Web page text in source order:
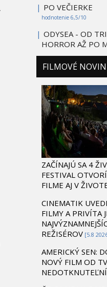
| PO VEČIERKE
hodnotenie 6,5/10
| ODYSEA - OD
HORROR AŽ PO
FILMOVÉ
ZAČÍNAJÚ SA 4
FESTIVAL
FILME AJ V
CINEMATIK
FILMY A PRIVÍTA
REŽISÉROV [5.8
AMERICKÝ SEN:
NOVÝ FILM OD
NEDOTKNUTEĽNÍ